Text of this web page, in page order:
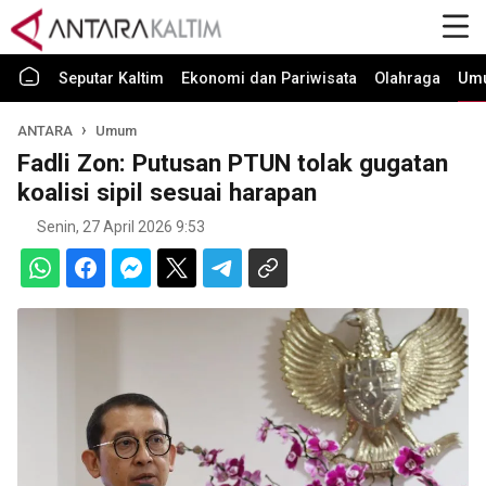
Seputar Kaltim Ekonomi dan Pariwisata Olahraga
ANTARA Umum
Fadli Zon: Putusan PTUN tolak gugatan
koalisi sipil sesuai harapan
Senin, 27 April 2026 9:53